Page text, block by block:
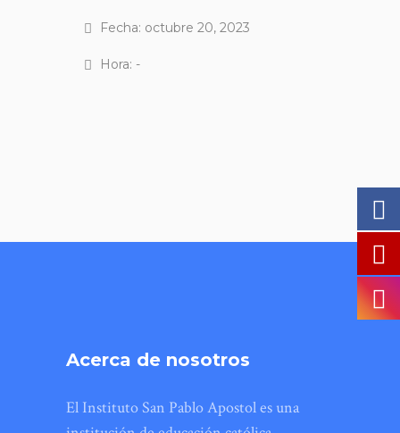
Fecha: octubre 20, 2023
Hora: -
Acerca de nosotros
El Instituto San Pablo Apostol es una